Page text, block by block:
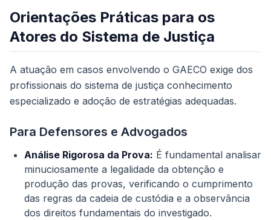
Orientações Práticas para os
Atores do Sistema de Justiça
A atuação em casos envolvendo o GAECO exige dos
profissionais do sistema de justiça conhecimento
especializado e adoção de estratégias adequadas.
Para Defensores e Advogados
Análise Rigorosa da Prova: É fundamental analisar
minuciosamente a legalidade da obtenção e
produção das provas, verificando o cumprimento
das regras da cadeia de custódia e a observância
dos direitos fundamentais do investigado.